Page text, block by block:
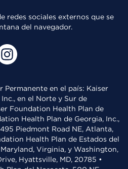
redes sociales externos que se
del navegador.
Permanente en el país: Kaiser
en el Norte y Sur de
Foundation Health Plan de
Health Plan de Georgia, Inc.,
Piedmont Road NE, Atlanta,
Health Plan de Estados del
Virginia, y Washington,
Hyattsville, MD, 20785 •